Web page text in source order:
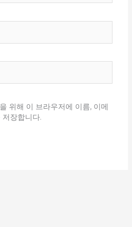
위해 이 브라우저에 이름, 이메
장합니다.